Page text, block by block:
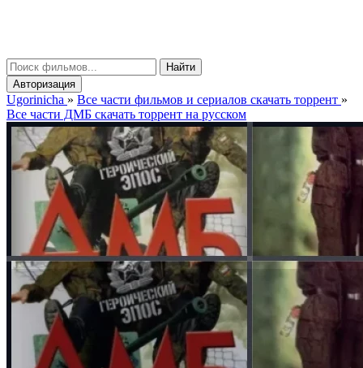
Найти
Авторизация
Ugorinicha » Все части фильмов и сериалов скачать торрент »
Все части ДМБ скачать торрент на русском